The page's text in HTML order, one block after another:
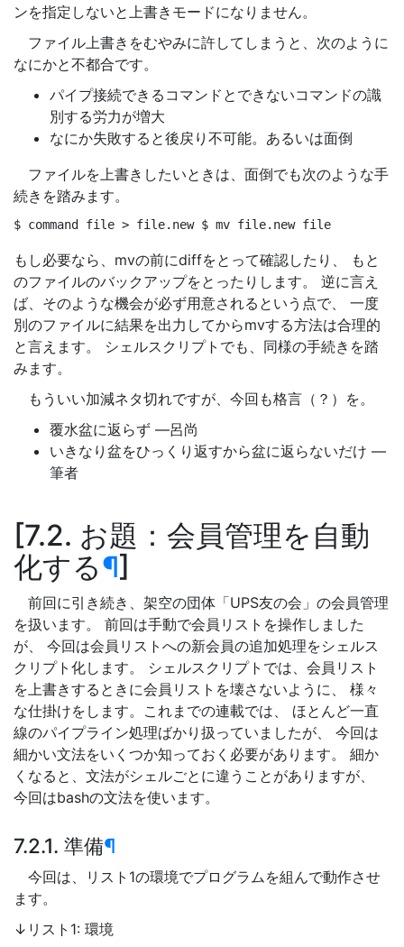
ンを指定しないと上書きモードになりません。
ファイル上書きをむやみに許してしまうと、次のように
なにかと不都合です。
パイプ接続できるコマンドとできないコマンドの識
別する労力が増大
なにか失敗すると後戻り不可能。あるいは面倒
ファイルを上書きしたいときは、面倒でも次のような手
続きを踏みます。
$ command file > file.new $ mv file.new file
もし必要なら、mvの前にdiffをとって確認したり、 もと
のファイルのバックアップをとったりします。 逆に言え
ば、そのような機会が必ず用意されるという点で、 一度
別のファイルに結果を出力してからmvする方法は合理的
と言えます。 シェルスクリプトでも、同様の手続きを踏
みます。
もういい加減ネタ切れですが、今回も格言（？）を。
覆水盆に返らず —呂尚
いきなり盆をひっくり返すから盆に返らないだけ —
筆者
7.2. お題：会員管理を自動
化する¶
前回に引き続き、架空の団体「UPS友の会」の会員管理
を扱います。 前回は手動で会員リストを操作しました
が、 今回は会員リストへの新会員の追加処理をシェルス
クリプト化します。 シェルスクリプトでは、会員リスト
を上書きするときに会員リストを壊さないように、 様々
な仕掛けをします。これまでの連載では、 ほとんど一直
線のパイプライン処理ばかり扱っていましたが、 今回は
細かい文法をいくつか知っておく必要があります。 細か
くなると、文法がシェルごとに違うことがありますが、
今回はbashの文法を使います。
7.2.1. 準備¶
今回は、リスト1の環境でプログラムを組んで動作させ
ます。
↓リスト1: 環境